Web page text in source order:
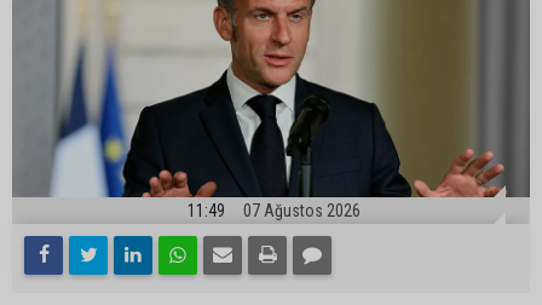
11:49 07 Ağustos 2026